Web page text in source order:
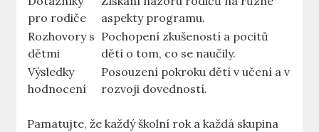
pro rodiče
aspekty programu.
Rozhovory s
dětmi
Pochopení zkušeností a pocitů
dětí o tom, co se naučily.
Výsledky
hodnocení
Posouzení pokroku dětí v učení a v
rozvoji dovedností.
Pamatujte, že každý školní rok a každá skupina